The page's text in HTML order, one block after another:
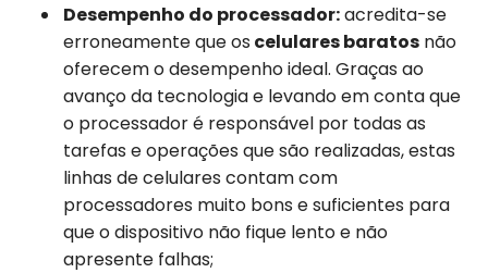
Desempenho do processador:acredita-se
erroneamente que os celulares baratos não
oferecem o desempenho ideal. Graças ao
avanço da tecnologia e levando em conta que
o processador é responsável por todas as
tarefas e operações que são realizadas, estas
linhas de celulares contam com
processadores muito bons e suficientes para
que o dispositivo não fique lento e não
apresente falhas;